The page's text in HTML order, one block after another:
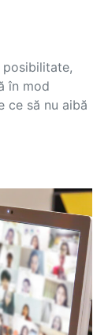
posibilitate,
în mod
ce să nu aibă